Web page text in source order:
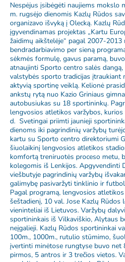
Nespėjus įsibėgėti naujiems mokslo
m. rugsėjo dienomis Kazlų Rūdos
organizavo išvyką į Olecką. Kazlų
įgyvendinamas projektas „Kartu
žaidimų aikštelėje“ pagal 2007-
bendradarbiavimo per sieną
sėkmės formulę, gavus paramą,
atnaujinti Sporto centro salės
valstybės sporto tradicijas įtraukiant
aktyvią sportinę veiklą. Kelionė
ankstų rytą nuo Kazio Griniaus
autobusiukas su 18 sportininkų.
lengvosios atletikos varžybos,
d. Svetingai priimti jaunieji
dienoms iki pagrindinių varžybų
kartu su Sporto centro direktoriumi
šiuolaikinį lengvosios atletikos
komfortą treniruotės proceso metu,
kolegomis iš Lenkijos. Apgyvendinti
viešbutyje pagrindinių varžybų
galimybę pasivaržyti tinklinio ir
Pagal programą, lengvosios
šeštadienį, 10 val. Jose Kazlų Rūdos
vieninteliai iš Lietuvos. Varžybų
sportininkais iš Vilkaviškio, Alytaus
neįgalieji. Kazlų Rūdos sportininkai
100m., 1000m., rutulio stūmimo,
įvertinti minėtose rungtyse buvo net
pirmos, 5 antros ir 3 trečios vietos.